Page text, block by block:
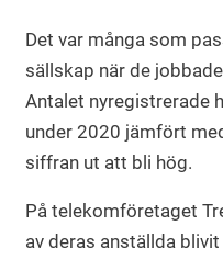
Det var många som
sällskap när de
Antalet nyregistrerade
under 2020 jämfört
siffran ut att bli hög.
På telekomföretaget
av deras anställda